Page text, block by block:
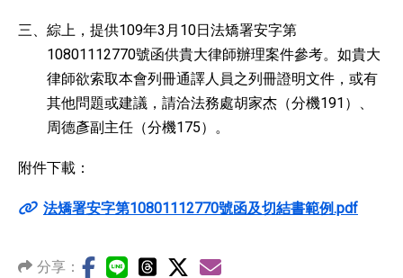
三、綜上，提供109年3月10日法矯署安字第
10801112770號函供貴大律師辦理案件參考。如貴大
律師欲索取本會列冊通譯人員之列冊證明文件，或有
其他問題或建議，請洽法務處胡家杰（分機191）、
周德彥副主任（分機175）。
附件下載：
法矯署安字第10801112770號函及切結書範例.pdf
分享：